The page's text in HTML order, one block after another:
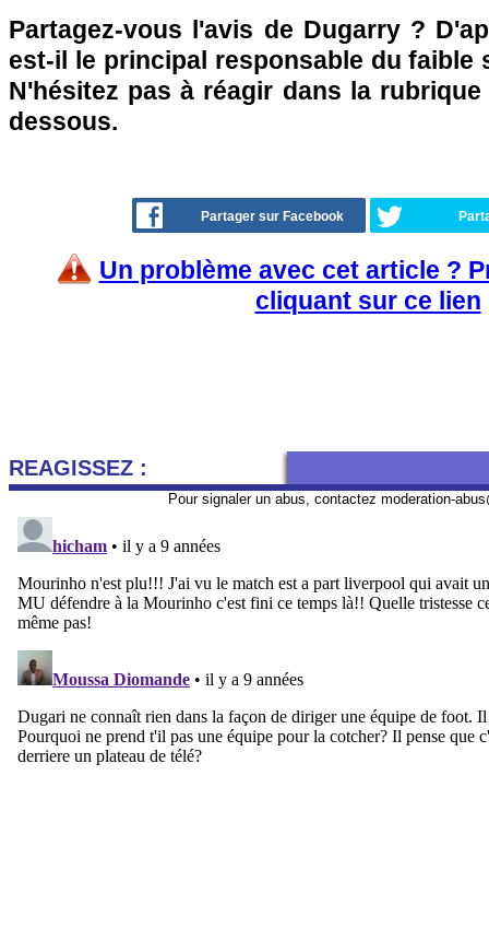
Partagez-vous l'avis de Dugarry ?
est-il le principal responsable du faible
N'hésitez pas à réagir dans la
dessous.
Partager sur Facebook
Un problème avec cet article ?
cliquant sur ce lien
REAGISSEZ :
Pour signaler un abus, contactez moderation-